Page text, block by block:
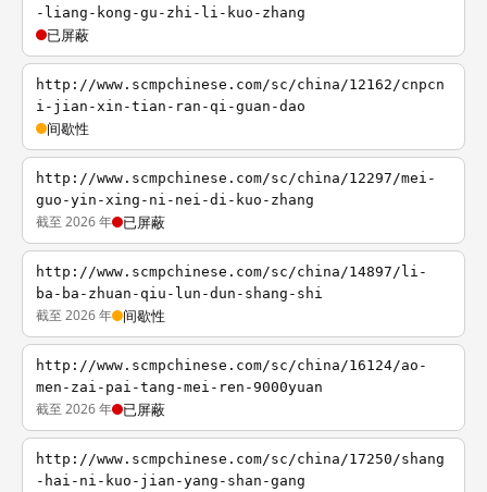
-liang-kong-gu-zhi-li-kuo-zhang
已屏蔽
http://www.scmpchinese.com/sc/china/12162/cnpcn
i-jian-xin-tian-ran-qi-guan-dao
间歇性
http://www.scmpchinese.com/sc/china/12297/mei-
guo-yin-xing-ni-nei-di-kuo-zhang
截至 2026 年 已屏蔽
http://www.scmpchinese.com/sc/china/14897/li-
ba-ba-zhuan-qiu-lun-dun-shang-shi
截至 2026 年 间歇性
http://www.scmpchinese.com/sc/china/16124/ao-
men-zai-pai-tang-mei-ren-9000yuan
截至 2026 年 已屏蔽
http://www.scmpchinese.com/sc/china/17250/shang
-hai-ni-kuo-jian-yang-shan-gang